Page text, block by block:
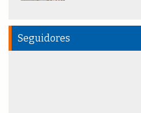
Seguidores